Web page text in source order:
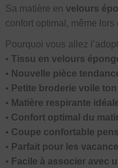
Sa matière envelours
confort optimal, même
Pourquoi vous allez
•Tissu en velours
• Nouvelle pièce
• Petite broderie voile
• Matière respirante
• Confort optimal du
• Coupe confortable
• Parfait pour les
• Facile à associer avec